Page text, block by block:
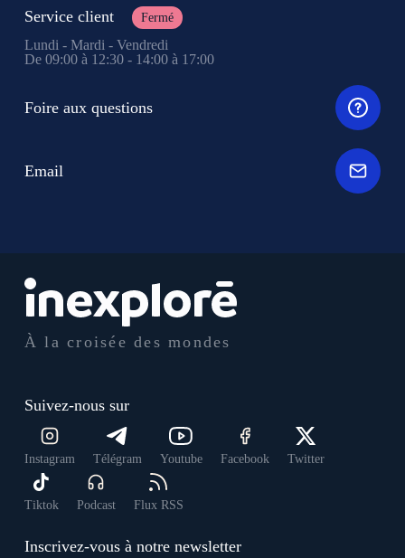
À la croisée des mondes
Suivez-nous sur
Instagram Télégram Youtube Facebook Twitter
Tiktok Podcast Flux RSS
Inscrivez-vous à notre newsletter
Service client Fermé
Lundi - Mardi - Vendredi
De 09:00 à 12:30 - 14:00 à 17:00
Foire aux questions
Email